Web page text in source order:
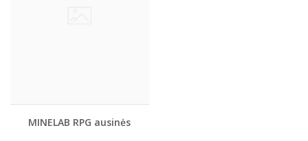
MINELAB RPG ausinės